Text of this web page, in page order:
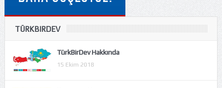
TÜRKBIRDEV
TürkBirDev Hakkında
15 Ekim 2018